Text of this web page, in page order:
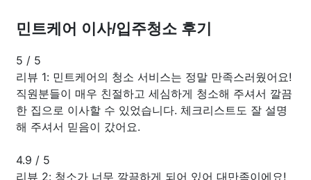
민트케어 이사/입주청소 후기
5 / 5
리뷰 1: 민트케어의 청소 서비스는 정말 만족스러웠어요!
직원분들이 매우 친절하고 세심하게 청소해 주셔서 깔끔
한 집으로 이사할 수 있었습니다. 체크리스트도 잘 설명
해 주셔서 믿음이 갔어요.
4.9 / 5
리뷰 2: 청소가 너무 깔끔하게 되어 있어 대만족이에요!